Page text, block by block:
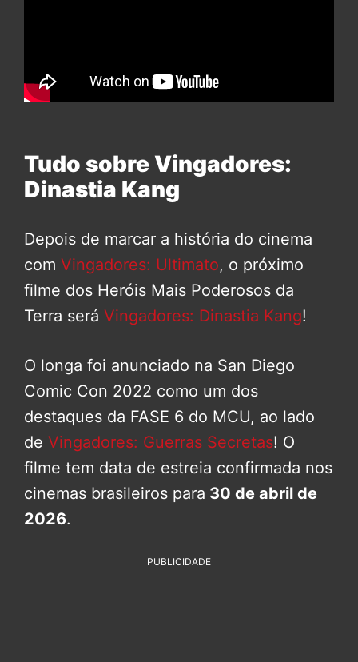
Tudo sobre Vingadores:
Dinastia Kang
Depois de marcar a história do cinema
com Vingadores: Ultimato, o próximo
filme dos Heróis Mais Poderosos da
Terra será Vingadores: Dinastia Kang!
O longa foi anunciado na San Diego
Comic Con 2022 como um dos
destaques da FASE 6 do MCU, ao lado
de Vingadores: Guerras Secretas! O
filme tem data de estreia confirmada nos
cinemas brasileiros para 30 de abril de
2026.
PUBLICIDADE